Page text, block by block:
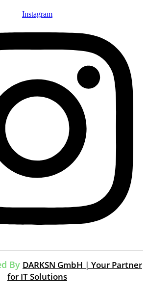
Instagram
By DARKSN GmbH | Your Partner
for IT Solutions